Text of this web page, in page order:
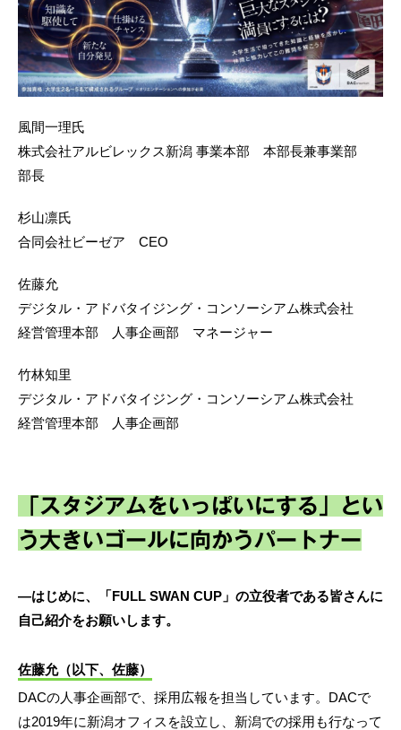
風間一理氏
株式会社アルビレックス新潟 事業本部 本部長兼事業部
部長
杉山凛氏
合同会社ビーゼア CEO
佐藤允
デジタル・アドバタイジング・コンソーシアム株式会社
経営管理本部 人事企画部 マネージャー
竹林知里
デジタル・アドバタイジング・コンソーシアム株式会社
経営管理本部 人事企画部
「スタジアムをいっぱいにする」とい
う大きいゴールに向かうパートナー
―はじめに、「FULL SWAN CUP」の立役者である皆さんに
自己紹介をお願いします。
佐藤允（以下、佐藤）
DACの人事企画部で、採用広報を担当しています。DACで
は2019年に新潟オフィスを設立し、新潟での採用も行なって